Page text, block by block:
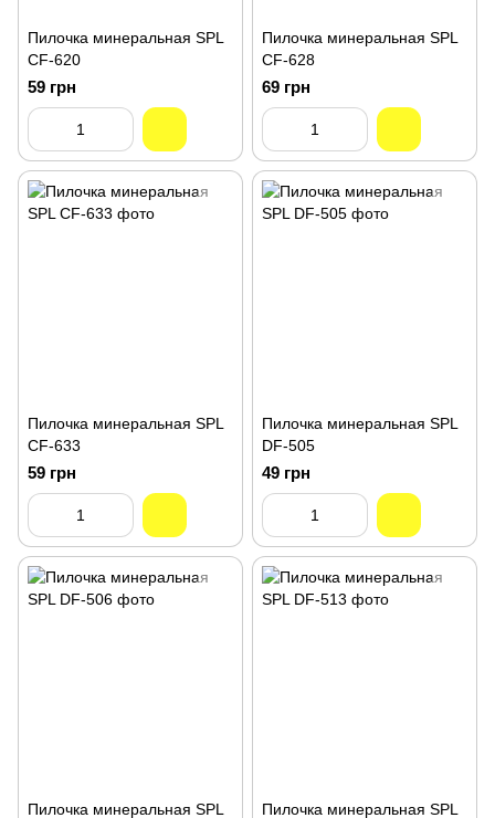
Пилочка минеральная SPL
CF-620
59 грн
Пилочка минеральная SPL
CF-628
69 грн
Пилочка минеральная SPL
CF-633
59 грн
Пилочка минеральная SPL
DF-505
49 грн
Пилочка минеральная SPL Пилочка минеральная SPL